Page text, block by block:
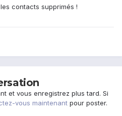
contacts supprimés !
et vous enregistrez plus tard. Si
vous maintenant pour poster.